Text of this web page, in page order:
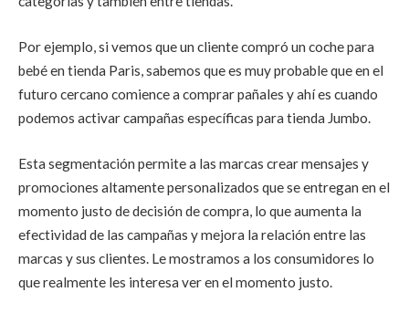
Por ejemplo, si vemos que un cliente compró un coche para
bebé en tienda Paris, sabemos que es muy probable que en el
futuro cercano comience a comprar pañales y ahí es cuando
podemos activar campañas específicas para tienda Jumbo.
Esta segmentación permite a las marcas crear mensajes y
promociones altamente personalizados que se entregan en el
momento justo de decisión de compra, lo que aumenta la
efectividad de las campañas y mejora la relación entre las
marcas y sus clientes. Le mostramos a los consumidores lo
que realmente les interesa ver en el momento justo.